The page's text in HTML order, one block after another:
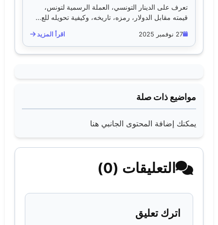
تعرف على الدينار التونسي، العملة الرسمية لتونس،
قيمته مقابل الدولار، رمزه، تاريخه، وكيفية تحويله للع...
27 نوفمبر 2025 اقرأ المزيد
مواضيع ذات صلة
يمكنك إضافة المحتوى الجانبي هنا
التعليقات (0)
اترك تعليق